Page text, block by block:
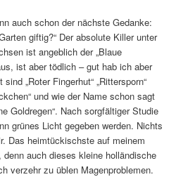
auch schon der nächste Gedanke:
giftig?“ Der absolute Killer unter
ist angeblich der „Blaue
ist aber tödlich – gut hab ich aber
„Roter Fingerhut“ „Rittersporn“
und wie der Name schon sagt
Goldregen“. Nach sorgfältiger Studie
grünes Licht gegeben werden. Nichts
Das heimtückischste auf meinem
auch dieses kleine holländische
verzehr zu üblen Magenproblemen.